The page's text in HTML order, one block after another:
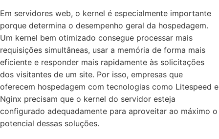
Em servidores web, o kernel é especialmente importante
porque determina o desempenho geral da hospedagem.
Um kernel bem otimizado consegue processar mais
requisições simultâneas, usar a memória de forma mais
eficiente e responder mais rapidamente às solicitações
dos visitantes de um site. Por isso, empresas que
oferecem hospedagem com tecnologias como Litespeed e
Nginx precisam que o kernel do servidor esteja
configurado adequadamente para aproveitar ao máximo o
potencial dessas soluções.